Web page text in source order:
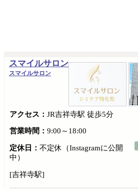
スマイルサロン
スマイルサロン
アクセス： JR吉祥寺駅 徒歩5分
営業時間： 9:00～18:00
定休日： 不定休（Instagramに公開
中）
[吉祥寺駅]